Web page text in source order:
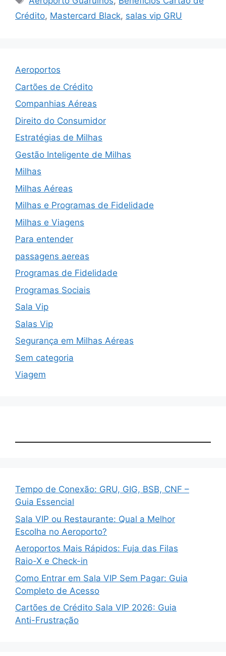
Crédito, Mastercard Black, salas vip GRU
Aeroportos
Cartões de Crédito
Companhias Aéreas
Direito do Consumidor
Estratégias de Milhas
Gestão Inteligente de Milhas
Milhas
Milhas Aéreas
Milhas e Programas de Fidelidade
Milhas e Viagens
Para entender
passagens aereas
Programas de Fidelidade
Programas Sociais
Sala Vip
Salas Vip
Segurança em Milhas Aéreas
Sem categoria
Viagem
Tempo de Conexão: GRU, GIG, BSB, CNF –
Guia Essencial
Sala VIP ou Restaurante: Qual a Melhor
Escolha no Aeroporto?
Aeroportos Mais Rápidos: Fuja das Filas
Raio-X e Check-in
Como Entrar em Sala VIP Sem Pagar: Guia
Completo de Acesso
Cartões de Crédito Sala VIP 2026: Guia
Anti-Frustração